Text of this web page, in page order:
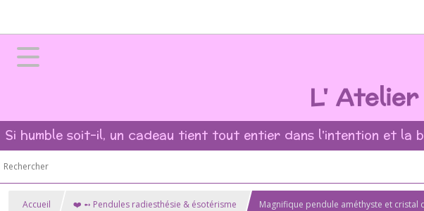
L'
Si humble soit-il, un cadeau tient tout entier dans l'intention et la
Accueil ❤️ ➻ Pendules radiesthésie & ésotérisme Magnifique pendule améthyste et